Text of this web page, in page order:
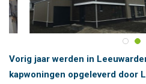
Vorig jaar werden in
kapwoningen opgeleverd door